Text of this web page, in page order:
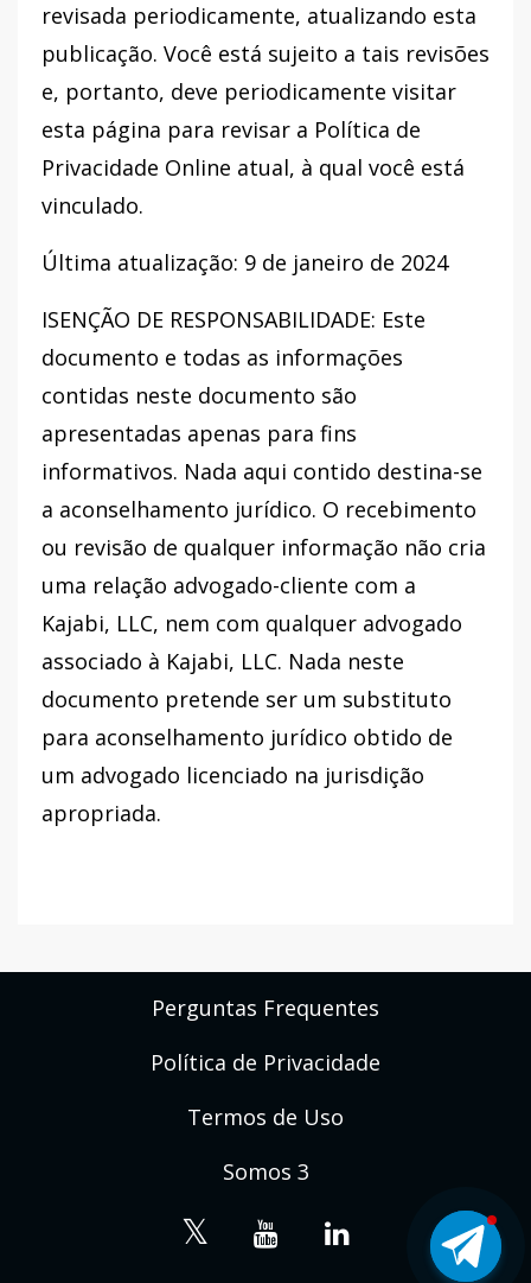
revisada periodicamente, atualizando esta
publicação. Você está sujeito a tais revisões
e, portanto, deve periodicamente visitar
esta página para revisar a Política de
Privacidade Online atual, à qual você está
vinculado.
Última atualização: 9 de janeiro de 2024
ISENÇÃO DE RESPONSABILIDADE: Este
documento e todas as informações
contidas neste documento são
apresentadas apenas para fins
informativos. Nada aqui contido destina-se
a aconselhamento jurídico. O recebimento
ou revisão de qualquer informação não cria
uma relação advogado-cliente com a
Kajabi, LLC, nem com qualquer advogado
associado à Kajabi, LLC. Nada neste
documento pretende ser um substituto
para aconselhamento jurídico obtido de
um advogado licenciado na jurisdição
apropriada.
Perguntas Frequentes
Política de Privacidade
Termos de Uso
Somos 3